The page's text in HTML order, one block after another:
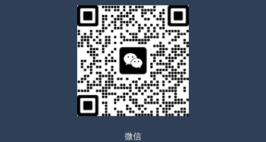
微信